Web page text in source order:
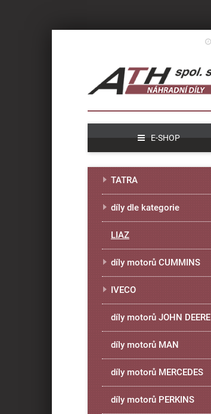
E-SHOP
TATRA
díly dle kategorie
LIAZ
díly motorů CUMMINS
IVECO
díly motorů JOHN DEERE
díly motorů MAN
díly motorů MERCEDES
díly motorů PERKINS